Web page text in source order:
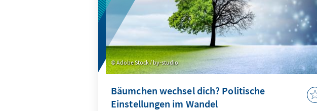
Adobe Stock / by-studio
Bäumchen wechsel dich? Politische
Einstellungen im Wandel